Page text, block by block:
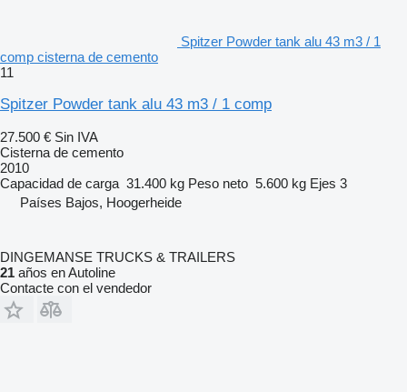
Spitzer Powder tank alu 43 m3 / 1
comp cisterna de cemento
11
Spitzer Powder tank alu 43 m3 / 1 comp
27.500 € Sin IVA
Cisterna de cemento
2010
Capacidad de carga 31.400 kg Peso neto 5.600 kg Ejes 3
Países Bajos, Hoogerheide
DINGEMANSE TRUCKS & TRAILERS
21 años en Autoline
Contacte con el vendedor